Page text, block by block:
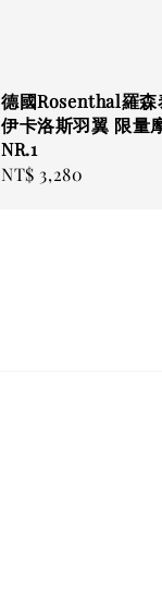
德國Rosenthal羅森
伊卡洛斯羽翼 限量
NR.1
Regular
NT$ 3,280